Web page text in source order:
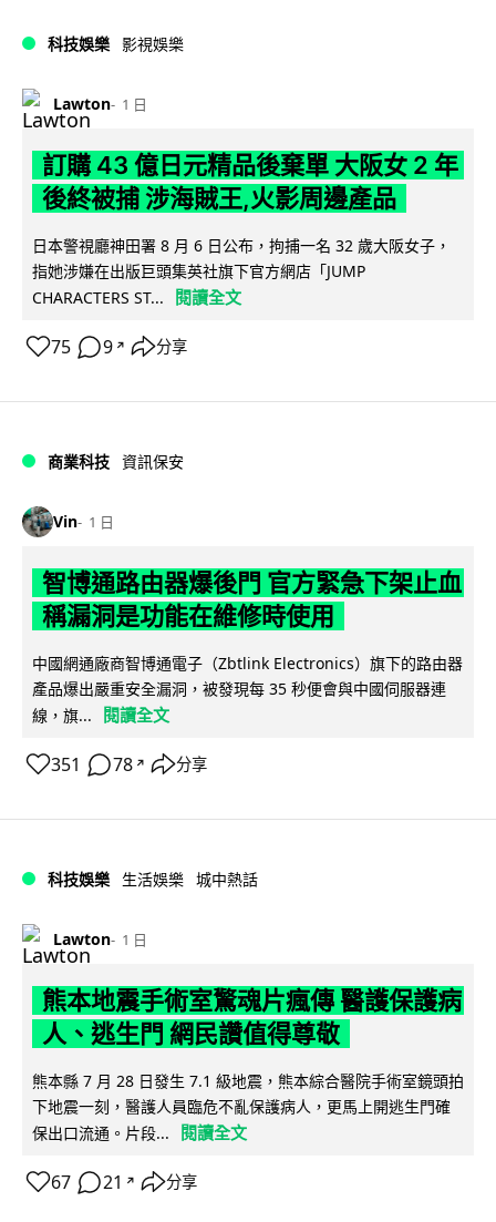
科技娛樂 影視娛樂
Lawton 1 日
訂購 43 億日元精品後棄單 大阪女 2 年
後終被捕 涉海賊王,火影周邊產品
日本警視廳神田署 8 月 6 日公布，拘捕一名 32 歲大阪女子，
指她涉嫌在出版巨頭集英社旗下官方網店「JUMP
CHARACTERS ST...
閱讀全文
75 9 ↗ 分享
商業科技 資訊保安
Vin 1 日
智博通路由器爆後門 官方緊急下架止血
稱漏洞是功能在維修時使用
中國網通廠商智博通電子（Zbtlink Electronics）旗下的路由器
產品爆出嚴重安全漏洞，被發現每 35 秒便會與中國伺服器連
線，旗...
閱讀全文
351 78 ↗ 分享
科技娛樂 生活娛樂 城中熱話
Lawton 1 日
熊本地震手術室驚魂片瘋傳 醫護保護病
人、逃生門 網民讚值得尊敬
熊本縣 7 月 28 日發生 7.1 級地震，熊本綜合醫院手術室鏡頭拍
下地震一刻，醫護人員臨危不亂保護病人，更馬上開逃生門確
保出口流通。片段...
閱讀全文
67 21 ↗ 分享